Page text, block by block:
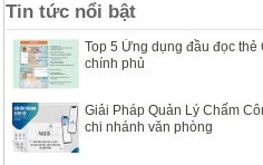
Tin tức nổi bật
Top 5 Ứng dụng đầu đọc
chính phủ
Giải Pháp Quản Lý Chấm
chi nhánh văn phòng